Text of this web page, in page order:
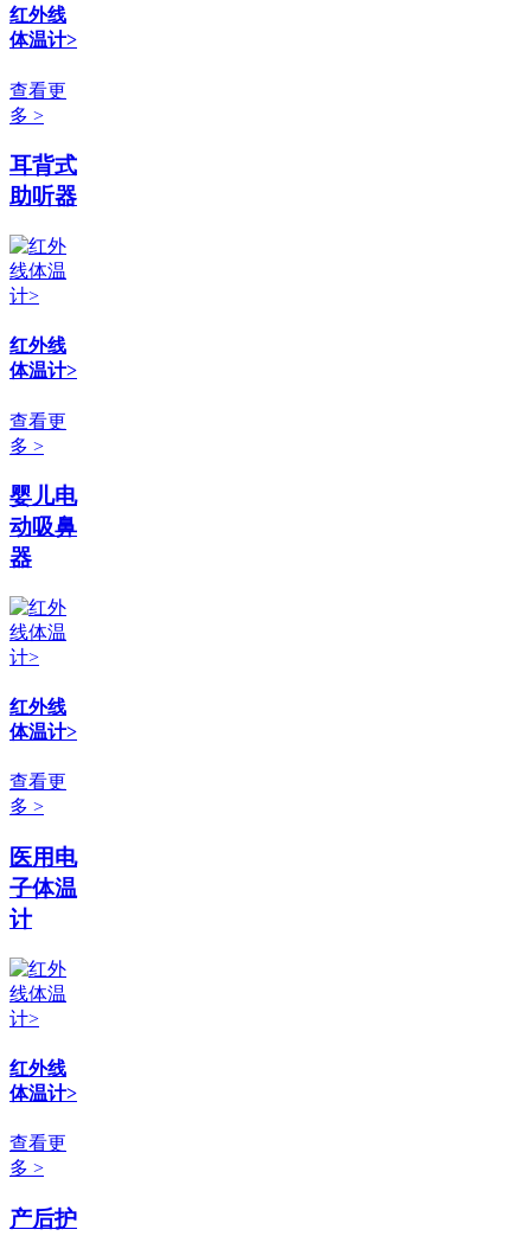
红外线
体温计>
查看更
多 >
耳背式
助听器
红外线
体温计>
查看更
多 >
婴儿电
动吸鼻
器
红外线
体温计>
查看更
多 >
医用电
子体温
计
红外线
体温计>
查看更
多 >
产后护